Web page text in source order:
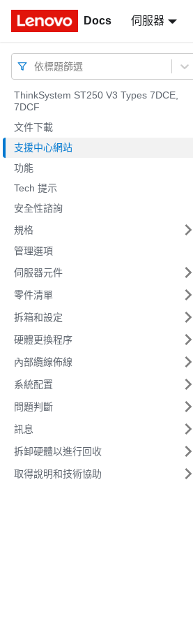
Docs 伺服器
Docs
依標題篩選
ThinkSystem ST250 V3 Types 7DCE,
7DCF
文件下載
支援中心網站
功能
Tech 提示
安全性諮詢
規格
管理選項
伺服器元件
零件清單
拆箱和設定
硬體更換程序
內部纜線佈線
系統配置
問題判斷
訊息
拆卸硬體以進行回收
取得說明和技術協助